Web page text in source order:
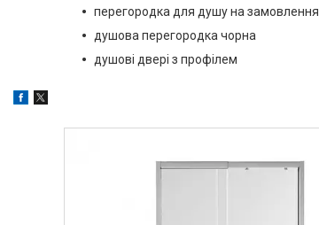
перегородка для душу на замовлення
душова перегородка чорна
душові двері з профілем